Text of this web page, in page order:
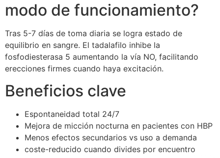
modo de funcionamiento?
Tras 5-7 días de toma diaria se logra estado de
equilibrio en sangre. El tadalafilo inhibe la
fosfodiesterasa 5 aumentando la vía NO, facilitando
erecciones firmes cuando haya excitación.
Beneficios clave
Espontaneidad total 24/7
Mejora de micción nocturna en pacientes con HBP
Menos efectos secundarios vs uso a demanda
coste-reducido cuando divides por encuentro